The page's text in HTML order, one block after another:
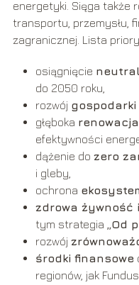
energetyki. Sięga także
transportu, przemysłu,
zagranicznej. Lista
osiągnięcie
do 2050 roku,
rozwój
głęboka
efektywności
dążenie do zero
i gleby,
ochrona
zdrowa żywność
tym strategia „Od
rozwój
środki finansowe
regionów, jak